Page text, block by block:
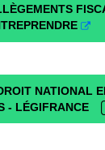
NATIONAL
- LÉGIFRANCE